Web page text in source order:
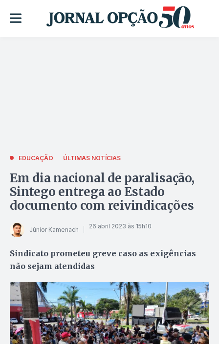
EDUCAÇÃO ÚLTIMAS NOTÍCIAS
Em dia nacional de paralisação,
Sintego entrega ao Estado
documento com reivindicações
Júnior Kamenach 26 abril 2023 às 15h10
Sindicato prometeu greve caso as exigências
não sejam atendidas